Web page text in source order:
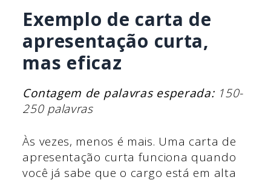
Exemplo de carta de
apresentação curta,
mas eficaz
Contagem de palavras esperada: 150-
250 palavras
Às vezes, menos é mais. Uma carta de
apresentação curta funciona quando
você já sabe que o cargo está em alta